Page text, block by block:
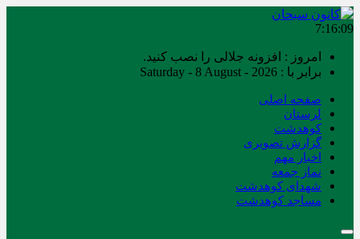
7:16:09
امروز : افزونه جلالی را نصب کنید.
برابر با : Saturday - 8 August - 2026
صفحه اصلی
لرستان
کوهدشت
گزارش تصویری
اخبار مهم
نماز جمعه
شهدای کوهدشت
مساجد کوهدشت